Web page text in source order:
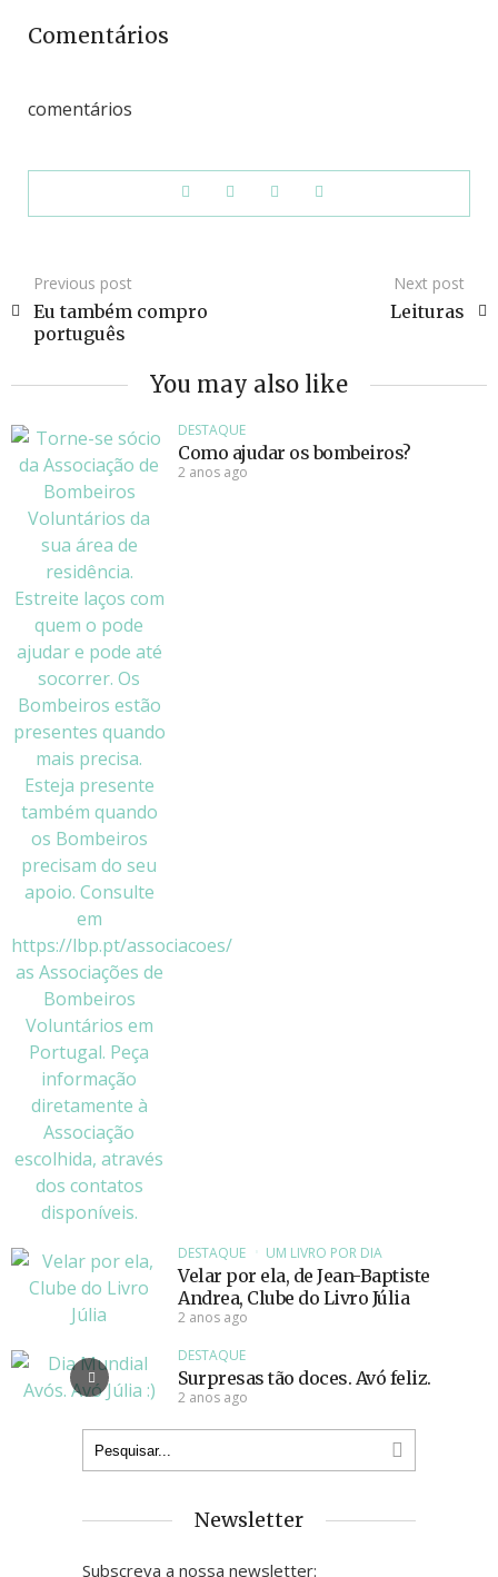
Comentários
comentários
Previous post
Eu também compro
português
Next post
Leituras
You may also like
DESTAQUE
Como ajudar os bombeiros?
2 anos ago
DESTAQUE UM LIVRO POR DIA
Velar por ela, de Jean-Baptiste
Andrea, Clube do Livro Júlia
2 anos ago
DESTAQUE
Surpresas tão doces. Avó feliz.
2 anos ago
Newsletter
Subscreva a nossa newsletter: